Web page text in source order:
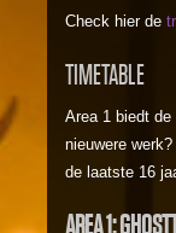
Check hier de
TIMETABLE
Area 1 biedt
nieuwere
de laatste 16
AREA 1: